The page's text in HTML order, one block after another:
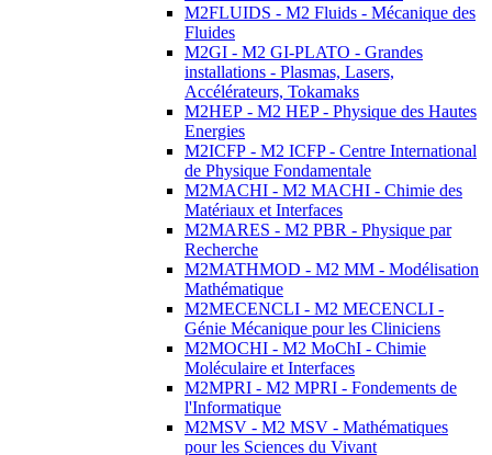
M2FLUIDS - M2 Fluids - Mécanique des
Fluides
M2GI - M2 GI-PLATO - Grandes
installations - Plasmas, Lasers,
Accélérateurs, Tokamaks
M2HEP - M2 HEP - Physique des Hautes
Energies
M2ICFP - M2 ICFP - Centre International
de Physique Fondamentale
M2MACHI - M2 MACHI - Chimie des
Matériaux et Interfaces
M2MARES - M2 PBR - Physique par
Recherche
M2MATHMOD - M2 MM - Modélisation
Mathématique
M2MECENCLI - M2 MECENCLI -
Génie Mécanique pour les Cliniciens
M2MOCHI - M2 MoChI - Chimie
Moléculaire et Interfaces
M2MPRI - M2 MPRI - Fondements de
l'Informatique
M2MSV - M2 MSV - Mathématiques
pour les Sciences du Vivant